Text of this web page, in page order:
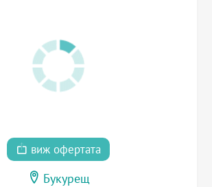
виж офертата
Букурещ